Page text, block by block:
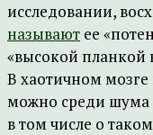
исследовании,
называют ее
«высокой планкой
В хаотичном
можно среди шума
в том числе о